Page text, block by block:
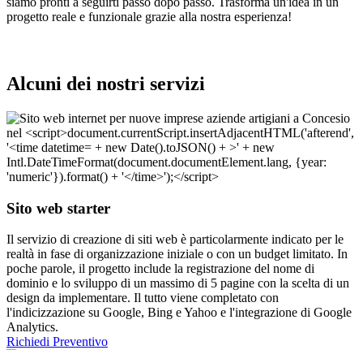
progetto reale e funzionale grazie alla nostra esperienza!
Alcuni dei nostri servizi
Sito web starter
Il servizio di creazione di siti web è particolarmente indicato per le
realtà in fase di organizzazione iniziale o con un budget limitato. In
poche parole, il progetto include la registrazione del nome di
dominio e lo sviluppo di un massimo di 5 pagine con la scelta di un
design da implementare. Il tutto viene completato con
l'indicizzazione su Google, Bing e Yahoo e l'integrazione di Google
Analytics.
Richiedi Preventivo